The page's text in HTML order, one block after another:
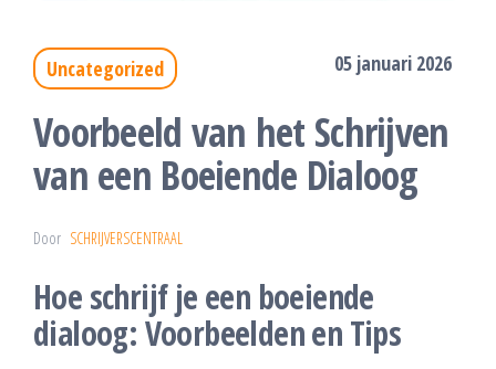
Uncategorized 05 januari 2026
Voorbeeld van het Schrijven
van een Boeiende Dialoog
Door SCHRIJVERSCENTRAAL
Hoe schrijf je een boeiende
dialoog: Voorbeelden en Tips